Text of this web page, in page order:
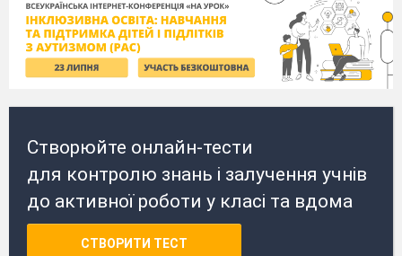
Створюйте онлайн-тести
для контролю знань і залучення учнів
до активної роботи у класі та вдома
СТВОРИТИ ТЕСТ